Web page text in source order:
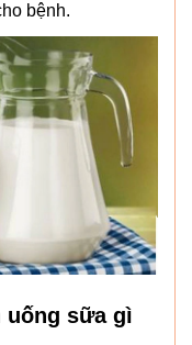
bệnh.
uống sữa gì